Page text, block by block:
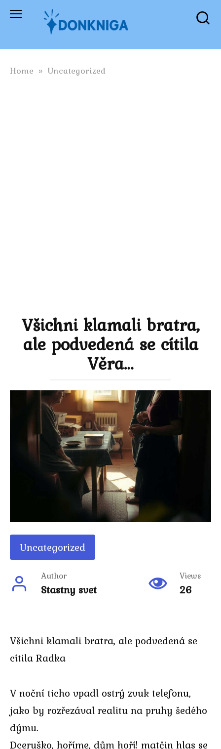
Skip
Home » Uncategorized
Všichni klamali bratra,
ale podvedená se cítila
Věra…
Uncategorized
Author
Stastny svet
Views
26
Všichni klamali bratra, ale podvedená se
cítila Radka
V noční ticho vpadl ostrý zvuk telefonu,
jako by rozřezával realitu na pruhy šedého
dýmu.
Dceruško, hoříme, dům hoří! matčin hlas se